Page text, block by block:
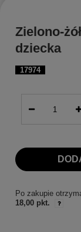
17974
Zielono-
dziecka
Po zakupie
18,00 pkt.